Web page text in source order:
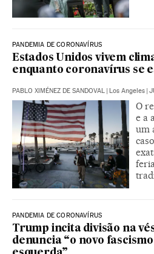
PANDEMIA DE CORONAVÍRUS
Estados Unidos vivem
enquanto coronavírus se
PABLO XIMÉNEZ DE SANDOVAL Los Angeles
O
e a
um
PANDEMIA DE CORONAVÍRUS
Trump incita divisão na
denuncia “o novo